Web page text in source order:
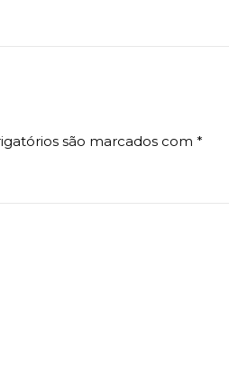
são marcados com *